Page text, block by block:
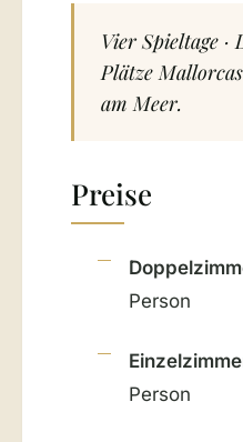
Vier Spieltage ·
Plätze
am Meer.
Preise
Person
Person